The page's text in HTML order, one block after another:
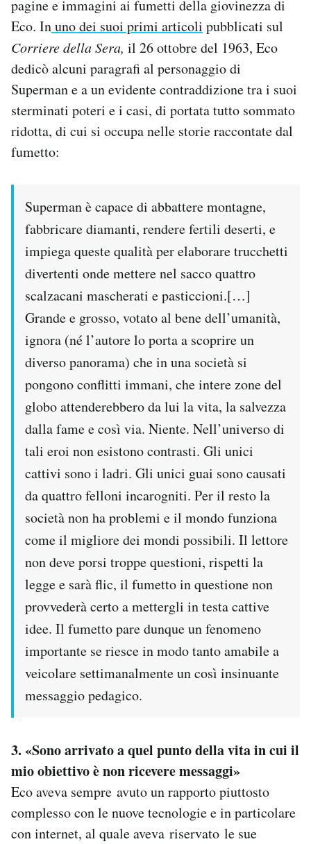
pagine e immagini ai fumetti della giovinezza di
Eco. Inuno dei suoi primi articoli pubblicati sul
Corriere della Sera, il 26 ottobre del 1963, Eco
dedicò alcuni paragrafi al personaggio di
Superman e a un evidente contraddizione tra i suoi
sterminati poteri e i casi, di portata tutto sommato
ridotta, di cui si occupa nelle storie raccontate dal
fumetto:
Superman è capace di abbattere montagne,
fabbricare diamanti, rendere fertili deserti, e
impiega queste qualità per elaborare trucchetti
divertenti onde mettere nel sacco quattro
scalzacani mascherati e pasticcioni.[…]
Grande e grosso, votato al bene dell’umanità,
ignora (né l’autore lo porta a scoprire un
diverso panorama) che in una società si
pongono conflitti immani, che intere zone del
globo attenderebbero da lui la vita, la salvezza
dalla fame e così via. Niente. Nell’universo di
tali eroi non esistono contrasti. Gli unici
cattivi sono i ladri. Gli unici guai sono causati
da quattro felloni incarogniti. Per il resto la
società non ha problemi e il mondo funziona
come il migliore dei mondi possibili. Il lettore
non deve porsi troppe questioni, rispetti la
legge e sarà flic, il fumetto in questione non
provvederà certo a mettergli in testa cattive
idee. Il fumetto pare dunque un fenomeno
importante se riesce in modo tanto amabile a
veicolare settimanalmente un così insinuante
messaggio pedagico.
3. «Sono arrivato a quel punto della vita in cui il
mio obiettivo è non ricevere messaggi»
Eco aveva sempre avuto un rapporto piuttosto
complesso con le nuove tecnologie e in particolare
con internet, al quale aveva riservato le sue